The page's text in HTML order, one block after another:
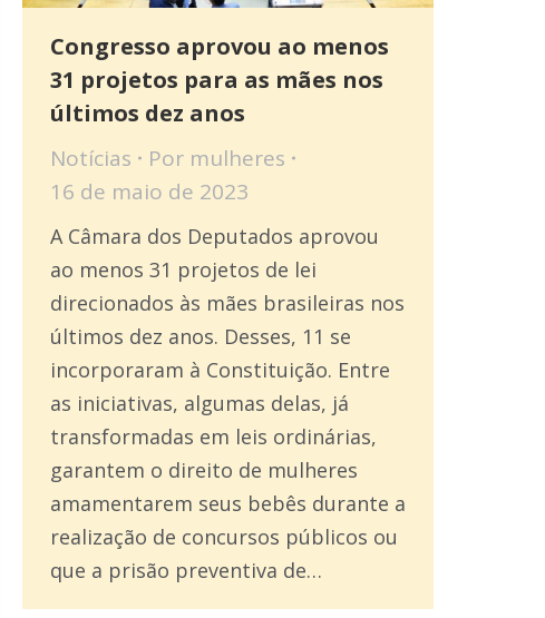
Congresso aprovou ao menos
31 projetos para as mães nos
últimos dez anos
Notícias Por mulheres
16 de maio de 2023
A Câmara dos Deputados aprovou
ao menos 31 projetos de lei
direcionados às mães brasileiras nos
últimos dez anos. Desses, 11 se
incorporaram à Constituição. Entre
as iniciativas, algumas delas, já
transformadas em leis ordinárias,
garantem o direito de mulheres
amamentarem seus bebês durante a
realização de concursos públicos ou
que a prisão preventiva de…